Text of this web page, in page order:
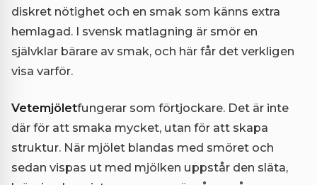
diskret nötighet och en smak som känns extra
hemlagad. I svensk matlagning är smör en
självklar bärare av smak, och här får det verkligen
visa varför.
Vetemjöletfungerar som förtjockare. Det är inte
där för att smaka mycket, utan för att skapa
struktur. När mjölet blandas med smöret och
sedan vispas ut med mjölken uppstår den släta,